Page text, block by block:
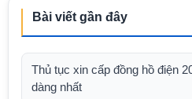
Bài viết gần đây
Thủ tục xin cấp đồng hồ điện
dàng nhất